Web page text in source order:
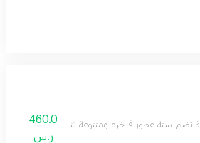
تضم ستة عطور فاخرة ومتنوعة تناسب الجنسين
460.0
ر.س